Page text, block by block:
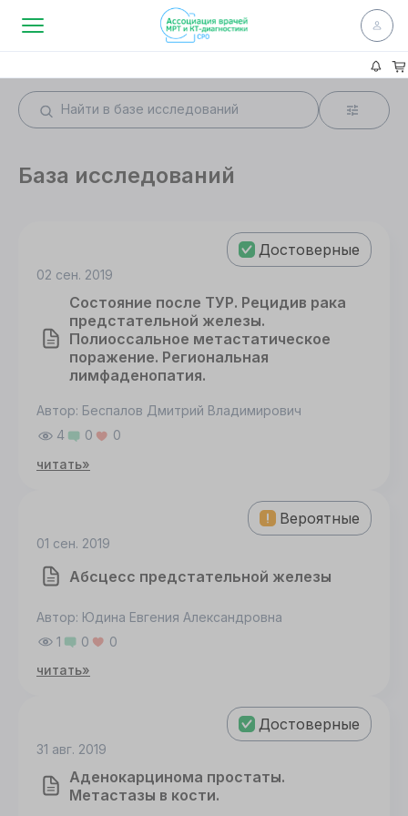
База исследований
Достоверные
02 сен. 2019
Состояние после ТУР. Рецидив рака
предстательной железы.
Полиоссальное метастатическое
поражение. Региональная
лимфаденопатия.
Автор: Беспалов Дмитрий Владимирович
4
0
0
читать»
Вероятные
01 сен. 2019
Абсцесс предстательной железы
Автор: Юдина Евгения Александровна
1
0
0
читать»
Достоверные
31 авг. 2019
Аденокарцинома простаты.
Метастазы в кости.